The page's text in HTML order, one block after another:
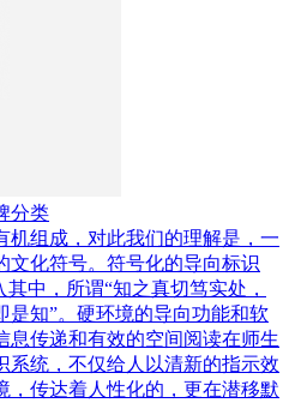
分类
机组成，对此我们的理解是，一
文化符号。符号化的导向标识
中，所谓“知之真切笃实处，
是知”。硬环境的导向功能和软
息传递和有效的空间阅读在师生
系统，不仅给人以清新的指示效
，传达着人性化的，更在潜移默